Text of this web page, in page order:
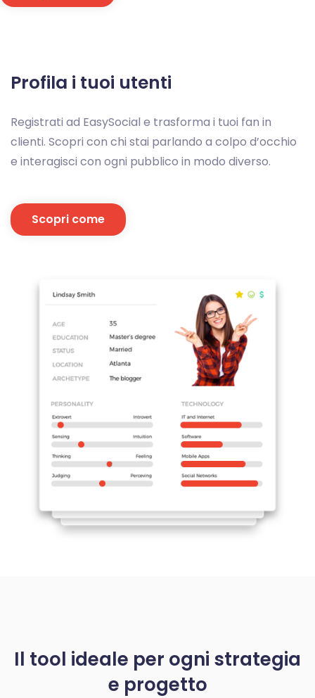
Profila i tuoi utenti
Registrati ad EasySocial e trasforma i tuoi fan in
clienti. Scopri con chi stai parlando a colpo d’occhio
e interagisci con ogni pubblico in modo diverso.
Scopri come
Il tool ideale per ogni strategia
e progetto